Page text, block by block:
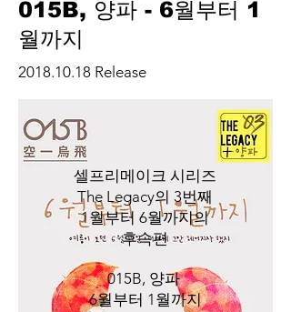
015B, 양파 - 6월부터 1
월까지
2018.10.18 Release
셀프리메이크 시리즈
The Legacy의 3번째
1월부터 6월까지의
후속편
015B, 양파
​6월부터 1월까지​